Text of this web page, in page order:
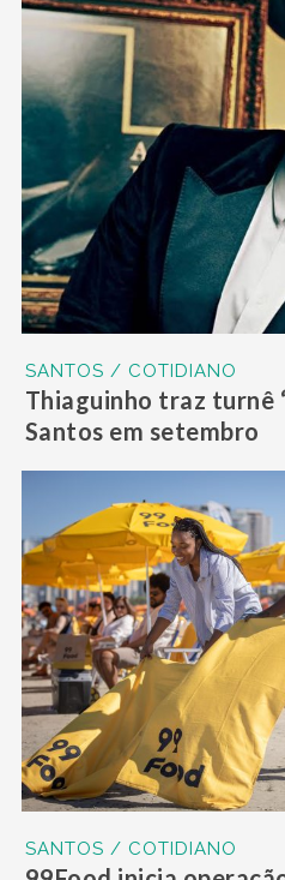
SANTOS / COTIDIANO
Thiaguinho traz turnê
Santos em setembro
SANTOS / COTIDIANO